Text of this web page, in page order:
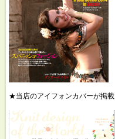
★当店のアイフォンカバーが掲載